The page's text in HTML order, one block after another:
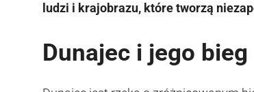
ludzi i krajobrazu, które tworzą
Dunajec i jego bieg